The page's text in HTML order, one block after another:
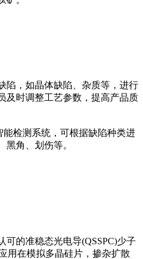
陷，如晶体缺陷、杂质等，进行
及时调整工艺参数，提高产品质
能检测系统，可根据缺陷种类进
黑角、划伤等。
可的准稳态光电导(QSSPC)少子
用在模拟多晶硅片，掺杂扩散